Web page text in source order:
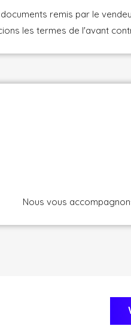
remis par le
les termes de l'avant
Nous vous